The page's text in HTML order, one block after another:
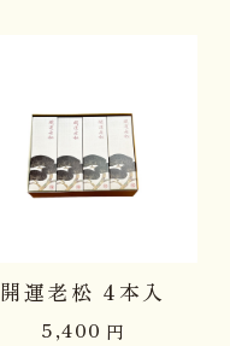
開運老松 4本入
5,400 円